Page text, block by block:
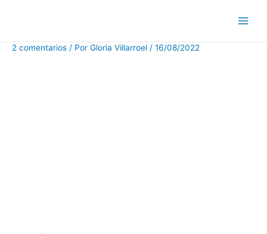
2 comentarios / Por Gloria Villarroel / 16/08/2022